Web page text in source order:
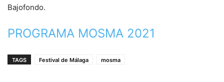
Bajofondo.
PROGRAMA MOSMA 2021
TAGS Festival de Málaga mosma